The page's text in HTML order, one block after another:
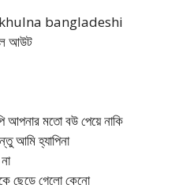
khulna bangladeshi
আউট
আপনার মতো বউ পেয়ে নাকি
আমি হ্যাপিনা
ছেড়ে গেলো কেনো